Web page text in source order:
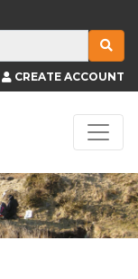
CREATE ACCOUNT